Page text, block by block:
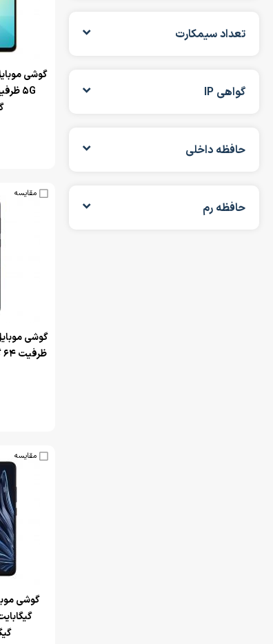
تعداد سیمکارت
گواهی IP
حافظه داخلی
حافظه رم
مقایسه
مقایسه